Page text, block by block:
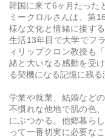
韓国に来て6ヶ月たった
ミークロルさんは、第
様な文化と情緒に接す
生活13年目で大学でフ
ィリップクロン教授も
緒と大いなる感動を受
る契機になる記憶に残る
学業や就業、結婚など
不慣れな他地で肌の色
にぶつかる。他郷暮ら
って一番切実に必要な